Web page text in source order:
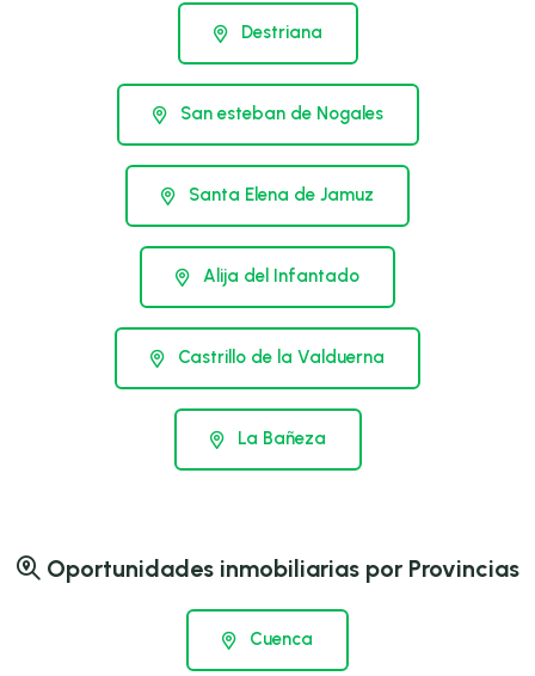
Destriana
San esteban de Nogales
Santa Elena de Jamuz
Alija del Infantado
Castrillo de la Valduerna
La Bañeza
Oportunidades inmobiliarias por Provincias
Cuenca